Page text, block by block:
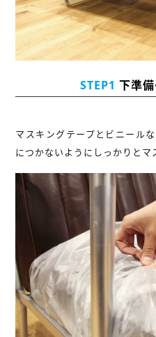
STEP1 下準
マスキングテープとビニール
につかないようにしっかりとマ